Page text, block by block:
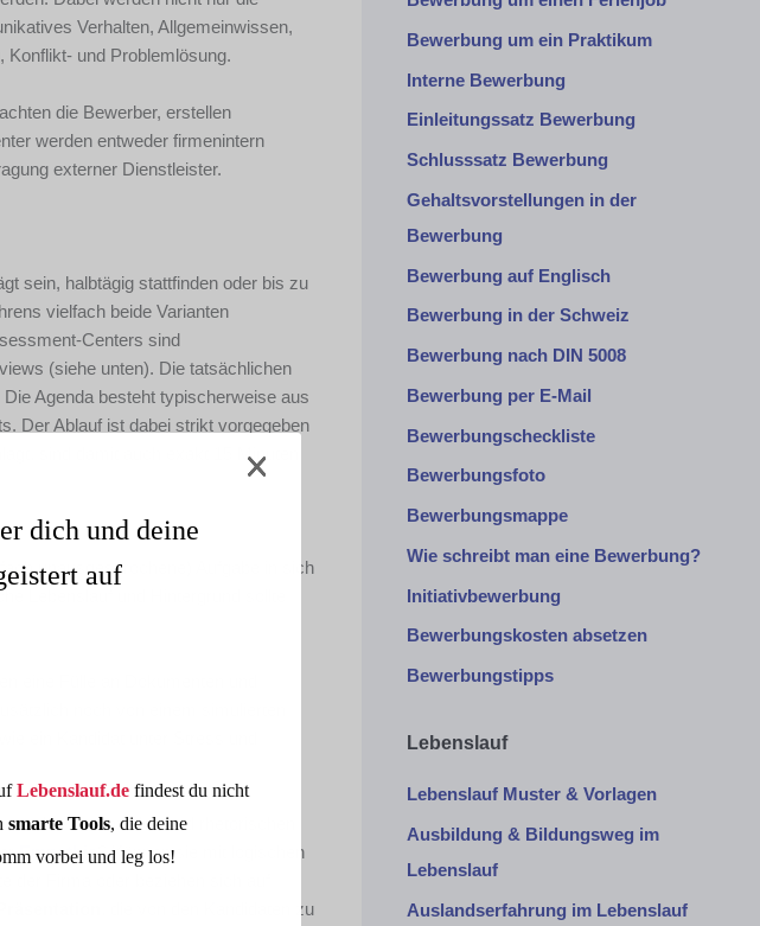
Verhalten, Allgemeinwissen,
Konflikt- und Problemlösung.
die Bewerber, erstellen
werden entweder firmenintern
externer Dienstleister.
sein, halbtägig stattfinden oder bis zu
vielfach beide Varianten
Centers sind
(siehe unten). Die tatsächlichen
Agenda besteht typischerweise aus
Der Ablauf ist dabei strikt vorgegeben
sind damit auch exakt 15 Minuten
unausgesprochene) Aufgabe in sich
Lebenslauf und Hintergrund sollte
eine Fülle an Dokumenten und
noch von einem simulierten
ein Kandidat unter Stress und
die sozialen und rhetorischen
Empathie? Können sie mit logischen
der Firma oder beziehen sich auf
, die von den Kandidaten zu
Bewerbung um ein Praktikum
Interne Bewerbung
Einleitungssatz Bewerbung
Schlusssatz Bewerbung
Gehaltsvorstellungen in der
Bewerbung
Bewerbung auf Englisch
Bewerbung in der Schweiz
Bewerbung nach DIN 5008
Bewerbung per E-Mail
Bewerbungscheckliste
Bewerbungsfoto
Bewerbungsmappe
Wie schreibt man eine Bewerbung?
Initiativbewerbung
Bewerbungskosten absetzen
Bewerbungstipps
Lebenslauf
Lebenslauf Muster & Vorlagen
Ausbildung & Bildungsweg im
Lebenslauf
Auslandserfahrung im Lebenslauf
dich und deine
auf
Lebenslauf.de findest du nicht
smarte Tools, die deine
vorbei und leg los!